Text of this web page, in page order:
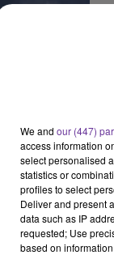
We and our (447)
access information
select personalised
statistics or
profiles to select
Deliver and present
data such as IP
requested; Use
based on